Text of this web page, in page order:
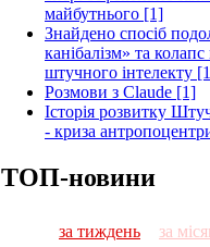
майбутнього [1]
Знайдено спосіб
канібалізм» та
штучного інтелекту
Розмови з Claude [1]
Історія розвитку
- криза
ТОП-новини
за тиждень за